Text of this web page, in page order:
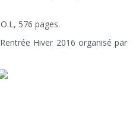
576 pages.
Hiver 2016 organisé par